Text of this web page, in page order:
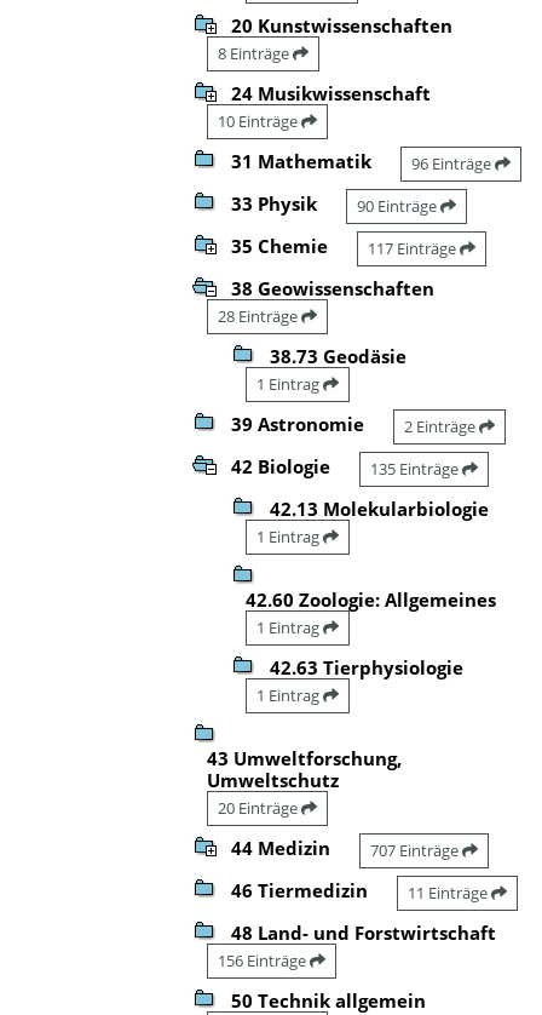
20 Kunstwissenschaften
8 Einträge
24 Musikwissenschaft
10 Einträge
31 Mathematik 96 Einträge
33 Physik 90 Einträge
35 Chemie 117 Einträge
38 Geowissenschaften
28 Einträge
38.73 Geodäsie
1 Eintrag
39 Astronomie 2 Einträge
42 Biologie 135 Einträge
42.13 Molekularbiologie
1 Eintrag
42.60 Zoologie: Allgemeines
1 Eintrag
42.63 Tierphysiologie
1 Eintrag
43 Umweltforschung,
Umweltschutz
20 Einträge
44 Medizin 707 Einträge
46 Tiermedizin 11 Einträge
48 Land- und Forstwirtschaft
156 Einträge
50 Technik allgemein